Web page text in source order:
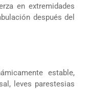
en extremidades
después del
estable,
leves parestesias